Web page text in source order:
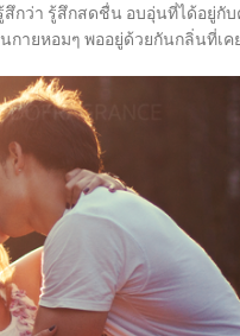
กว่า รู้สึกสดชื่น อบอุ่นที่ได้อยู่กั
ายหอมๆ พออยู่ด้วยกันกลิ่นที่เ